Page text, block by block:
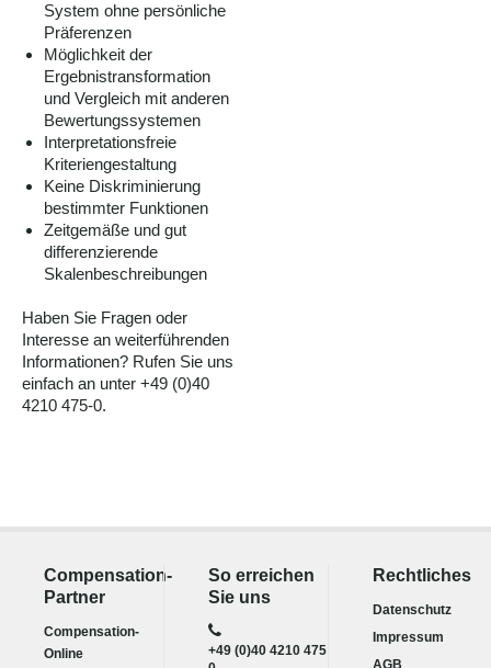
System ohne persönliche
Präferenzen
Möglichkeit der
Ergebnistransformation
und Vergleich mit anderen
Bewertungssystemen
Interpretationsfreie
Kriteriengestaltung
Keine Diskriminierung
bestimmter Funktionen
Zeitgemäße und gut
differenzierende
Skalenbeschreibungen
Haben Sie Fragen oder
Interesse an weiterführenden
Informationen? Rufen Sie uns
einfach an unter +49 (0)40
4210 475-0.
Compensation-
Partner
Compensation-
Online
So erreichen
Sie uns
+49 (0)40 4210 475
Rechtliches
Datenschutz
Impressum